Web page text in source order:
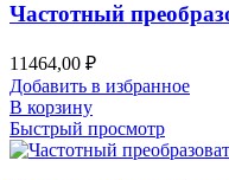
Частотный
11464,00 ₽
Добавить в избранное
В корзину
Быстрый просмотр